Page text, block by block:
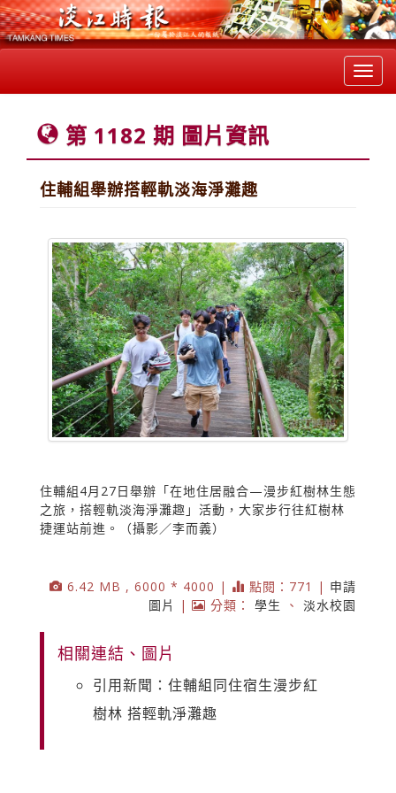
第 1182 期 圖片資訊
住輔組舉辦搭輕軌淡海淨灘趣
住輔組4月27日舉辦「在地住居融合—漫步紅樹林生態
之旅，搭輕軌淡海淨灘趣」活動，大家步行往紅樹林
捷運站前進。（攝影／李而義）
6.42 MB , 6000 * 4000 | 點閱：771 | 申請
圖片
| 分類： 學生 、 淡水校園
相關連結、圖片
引用新聞：住輔組同住宿生漫步紅
樹林 搭輕軌淨灘趣